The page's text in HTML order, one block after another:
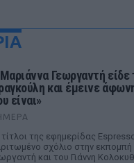
Γεωργαντή είδε
και έμεινε
είναι»
τίτλοι της εφημερίδας
σχόλιο στην
και του Γιάννη